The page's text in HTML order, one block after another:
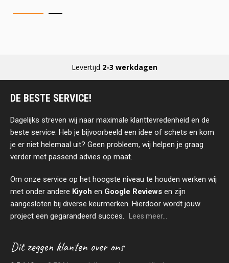
Levertijd 2-3 werkdagen
DE BESTE SERVICE!
Dagelijks streven wij naar maximale klanttevredenheid en de
beste service. Heb je bijvoorbeeld een idee of schets en kom
je er niet helemaal uit? Geen probleem, wij helpen je graag
verder met passend advies op maat.
Om onze service op het hoogste niveau te houden werken wij
met onder andere Kiyoh en Google Reviews en zijn
aangesloten bij diverse keurmerken. Hierdoor wordt jouw
project een gegarandeerd succes.
Lees meer...